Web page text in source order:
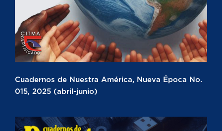
Cuadernos de Nuestra América, Nueva Época No.
015, 2025 (abril-junio)